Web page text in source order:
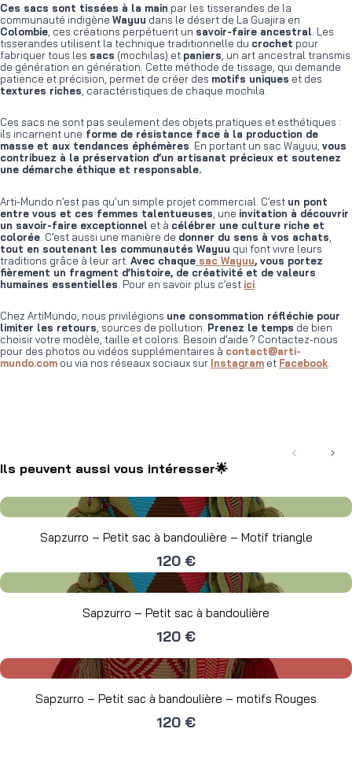
Ces sacs sont tissées à la main par les tisserandes de la
communauté indigène Wayuu dans le désert de La Guajira en
Colombie , ces créations perpétuent un savoir-faire ancestral . Les
tisserandes utilisent la technique traditionnelle du crochet pour
fabriquer tous les sacs (mochilas) et paniers , un art ancestral transmis
de génération en génération. Cette méthode de tissage, qui demande
patience et précision, permet de créer des motifs uniques et des
textures riches , caractéristiques de chaque mochila.
Ces sacs ne sont pas seulement des objets pratiques et esthétiques :
ils incarnent une forme de résistance face à la production de
masse et aux tendances éphémères. En portant un sac Wayuu, vous
contribuez à la préservation d’un artisanat précieux et soutenez
une démarche éthique et responsable.
Arti-Mundo n’est pas qu’un simple projet commercial. C’est un pont
entre vous et ces femmes talentueuses , une invitation à découvrir
un savoir-faire exceptionnel et à célébrer une culture riche et
colorée . C’est aussi une manière de donner du sens à vos achats
tout en soutenant les communautés Wayuu qui font vivre leurs
traditions grâce à leur art. Avec chaque sac Wayuu, vous portez
fièrement un fragment d’histoire, de créativité et de valeurs
humaines essentielles . Pour en savoir plus c’est ici
Chez ArtiMundo, nous privilégions une consommation réfléchie pour
limiter les retours, sources de pollution. Prenez le temps de bien
choisir votre modèle, taille et coloris. Besoin d’aide ? Contactez-nous
pour des photos ou vidéos supplémentaires à contact@arti-
mundo.com ou via nos réseaux sociaux sur Instagram et Facebook.
Ils peuvent aussi vous intéresser🌟
Précédent
Sapzurro – Petit sac à bandoulière – Motif triangle
120 €
Sapzurro – Petit sac à bandoulière
120 €
Sapzurro – Petit sac à bandoulière – motifs Rouges
120 €